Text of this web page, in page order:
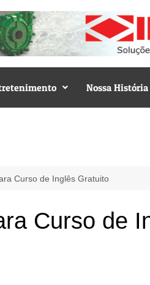
Nossa História
Curso de Inglês Gratuito
Curso de